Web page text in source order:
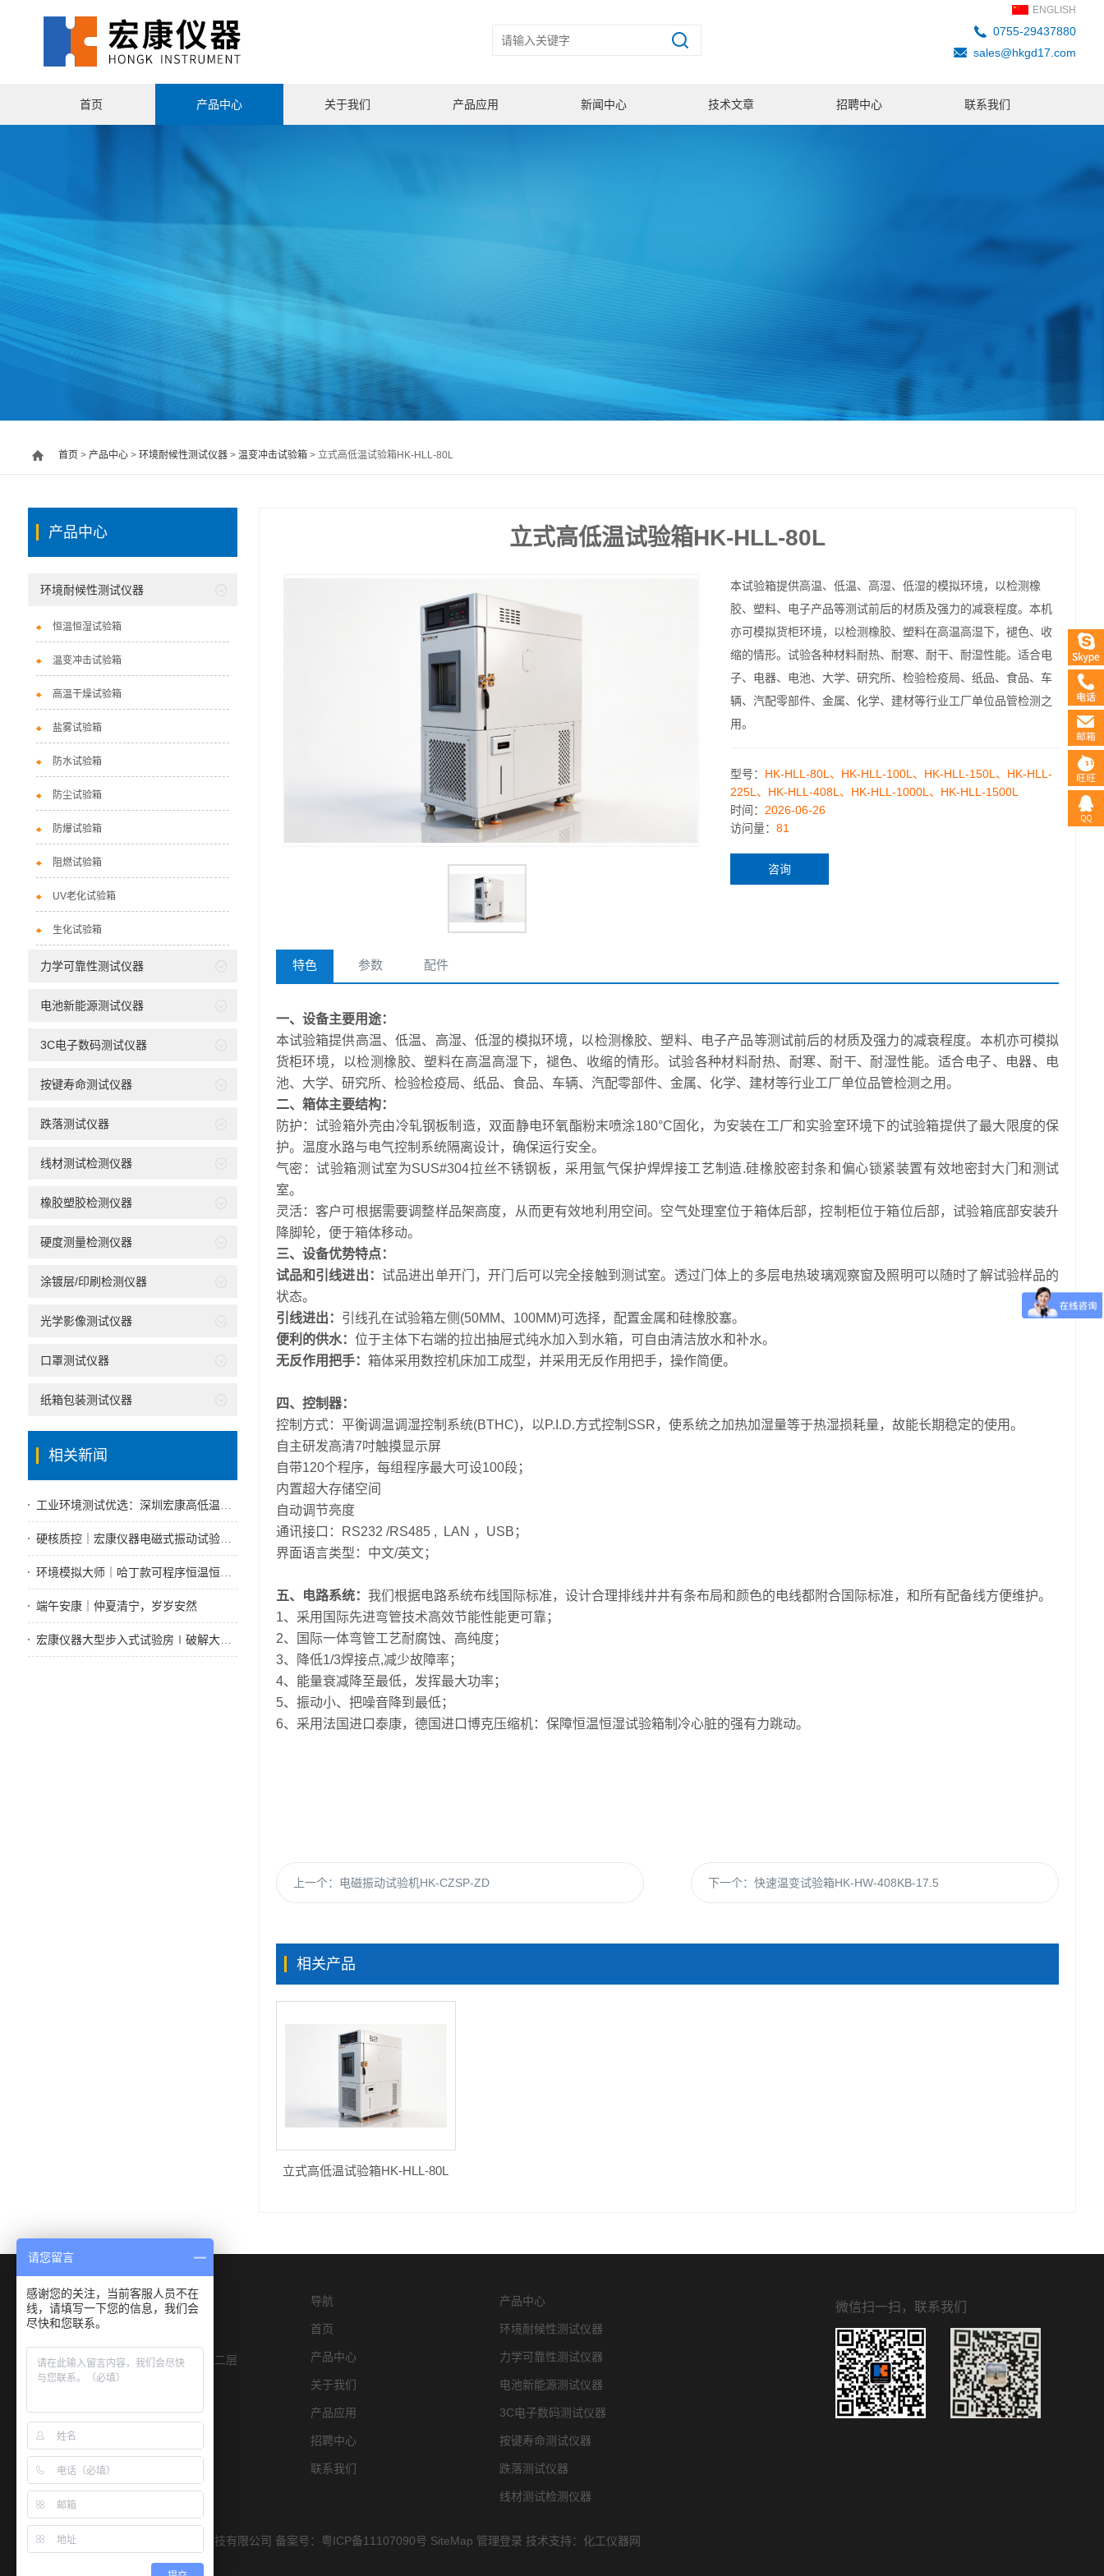
ENGLISH
0755-29437880
sales@hkgd17.com
首页 产品中心 关于我们 产品应用 新闻中心 技术文章 招聘中心 联系我们
首页 > 产品中心> 环境耐候性测试仪器> 温变冲击试验箱 > 立式高低温试验箱HK-HLL-80L
立式高低温试验箱HK-HLL-80L
本试验箱提供高温、低温、高湿、低湿的模拟环境，以检测橡
胶、塑料、电子产品等测试前后的材质及强力的减衰程度。本机
亦可模拟货柜环境，以检测橡胶、塑料在高温高湿下，褪色、收
缩的情形。试验各种材料耐热、耐寒、耐干、耐湿性能。适合电
子、电器、电池、大学、研究所、检验检疫局、纸品、食品、车
辆、汽配零部件、金属、化学、建材等行业工厂单位品管检测之
用。
型号： HK-HLL-80L、HK-HLL-100L、HK-HLL-150L、HK-HLL-
225L、HK-HLL-408L、HK-HLL-1000L、HK-HLL-1500L
时间： 2026-06-26
访问量： 81
咨询
特色 参数 配件
一、设备主要用途：
本试验箱提供高温、低温、高湿、低湿的模拟环境，以检测橡胶、塑料、电子产品等测试前后的材质及强力的减衰程度。本机亦可模拟
货柜环境，以检测橡胶、塑料在高温高湿下，褪色、收缩的情形。试验各种材料耐热、耐寒、耐干、耐湿性能。适合电子、电器、电
池、大学、研究所、检验检疫局、纸品、食品、车辆、汽配零部件、金属、化学、建材等行业工厂单位品管检测之用。
二、箱体主要结构：
防护：试验箱外壳由冷轧钢板制造，双面静电环氧酯粉末喷涂180°C固化，为安装在工厂和实验室环境下的试验箱提供了最大限度的保
护。温度水路与电气控制系统隔离设计，确保运行安全。
气密：试验箱测试室为SUS#304拉丝不锈钢板，采用氩气保护焊焊接工艺制造.硅橡胶密封条和偏心锁紧装置有效地密封大门和测试
室。
灵活：客户可根据需要调整样品架高度，从而更有效地利用空间。空气处理室位于箱体后部，控制柜位于箱位后部，试验箱底部安装升
降脚轮，便于箱体移动。
三、设备优势特点：
试品和引线进出： 试品进出单开门，开门后可以完全接触到测试室。透过门体上的多层电热玻璃观察窗及照明可以随时了解试验样品的
状态。
引线进出： 引线孔在试验箱左侧(50MM、100MM)可选择，配置金属和硅橡胶塞。
便利的供水： 位于主体下右端的拉出抽屉式纯水加入到水箱，可自由清洁放水和补水。
无反作用把手： 箱体采用数控机床加工成型，并采用无反作用把手，操作简便。
四、控制器：
控制方式：平衡调温调湿控制系统(BTHC)，以P.I.D.方式控制SSR，使系统之加热加湿量等于热湿损耗量，故能长期稳定的使用。
自主研发高清7吋触摸显示屏
自带120个程序，每组程序最大可设100段；
内置超大存储空间
自动调节亮度
通讯接口：RS232 /RS485 , LAN ，USB；
界面语言类型：中文/英文；
五、电路系统： 我们根据电路系统布线国际标准，设计合理排线井井有条布局和颜色的电线都附合国际标准，和所有配备线方便维护。
1、采用国际先进弯管技术高效节能性能更可靠；
2、国际一体弯管工艺耐腐蚀、高纯度；
3、降低1/3焊接点,减少故障率；
4、能量衰减降至最低，发挥最大功率；
5、振动小、把噪音降到最低；
6、采用法国进口泰康，德国进口博克压缩机：保障恒温恒湿试验箱制冷心脏的强有力跳动。
上一个： 电磁振动试验机HK-CZSP-ZD 下一个：快速温变试验箱HK-HW-408KB-17.5
相关产品
立式高低温试验箱HK-HLL-80L
产品中心
环境耐候性测试仪器
恒温恒湿试验箱
温变冲击试验箱
高温干燥试验箱
盐雾试验箱
防水试验箱
防尘试验箱
防爆试验箱
阻燃试验箱
UV老化试验箱
生化试验箱
力学可靠性测试仪器
电池新能源测试仪器
3C电子数码测试仪器
按键寿命测试仪器
跌落测试仪器
线材测试检测仪器
橡胶塑胶检测仪器
硬度测量检测仪器
涂镀层/印刷检测仪器
光学影像测试仪器
口罩测试仪器
纸箱包装测试仪器
相关新闻
硬核质控｜宏康仪器电磁式振动试验机，全工况振动可靠性测试标杆设备
环境模拟大师｜哈丁款可程序恒温恒湿试验箱赋能实体制造可靠性检测
端午安康｜仲夏清宁，岁岁安然
宏康仪器大型步入式试验房∣破解大型试件测试难题
深圳市宝安区燕罗街道物园路6号E栋二层
导航
首页
产品中心
关于我们
产品应用
招聘中心
联系我们
产品中心
环境耐候性测试仪器
力学可靠性测试仪器
电池新能源测试仪器
3C电子数码测试仪器
按键寿命测试仪器
跌落测试仪器
线材测试检测仪器
微信扫一扫，联系我们
Copyright © 2019 深圳市宏康仪器科技有限公司 备案号： 粤ICP备11107090号 SiteMap 管理登录 技术支持： 化工仪器网
请您留言
感谢您的关注，当前客服人员不在
线，请填写一下您的信息，我们会
尽快和您联系。